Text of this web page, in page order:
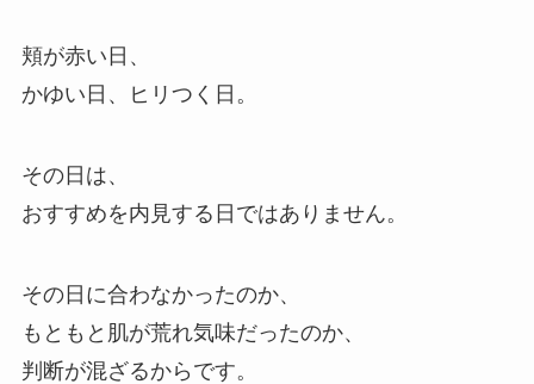
頬が赤い日、
かゆい日、ヒリつく日。
その日は、
おすすめを内見する日ではありません。
その日に合わなかったのか、
もともと肌が荒れ気味だったのか、
判断が混ざるからです。